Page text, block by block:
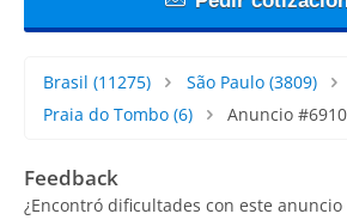
Brasil (11275) São Paulo(3809)
Praia do Tombo (6) Anuncio
Feedback
¿Encontró dificultades con este